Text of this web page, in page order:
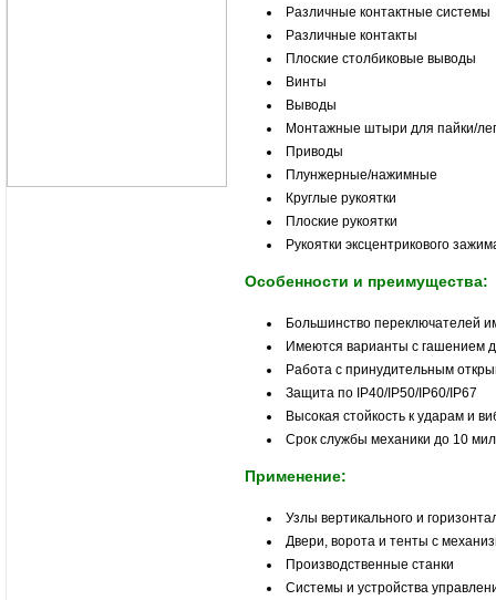
Различные контактные системы
Различные контакты
Плоские столбиковые выводы
Винты
Выводы
Монтажные штыри для пайки/
Приводы
Плунжерные/нажимные
Круглые рукоятки
Плоские рукоятки
Рукоятки эксцентрикового
Особенности и преимущества:
Большинство переключателей
Имеются варианты с гашением
Работа с принудительным
Защита по IP40/IP50/IP60/IP67
Высокая стойкость к ударам и
Срок службы механики до 10
Применение:
Узлы вертикального и
Двери, ворота и тенты с
Производственные станки
Системы и устройства